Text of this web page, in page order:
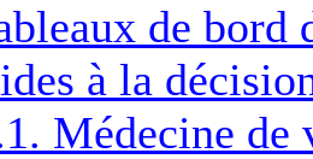
de bord
à la
Médecine de